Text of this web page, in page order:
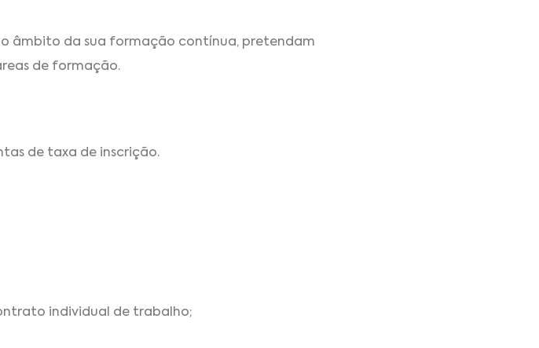
âmbito da sua formação contínua, pretendam
de formação.
de taxa de inscrição.
individual de trabalho;